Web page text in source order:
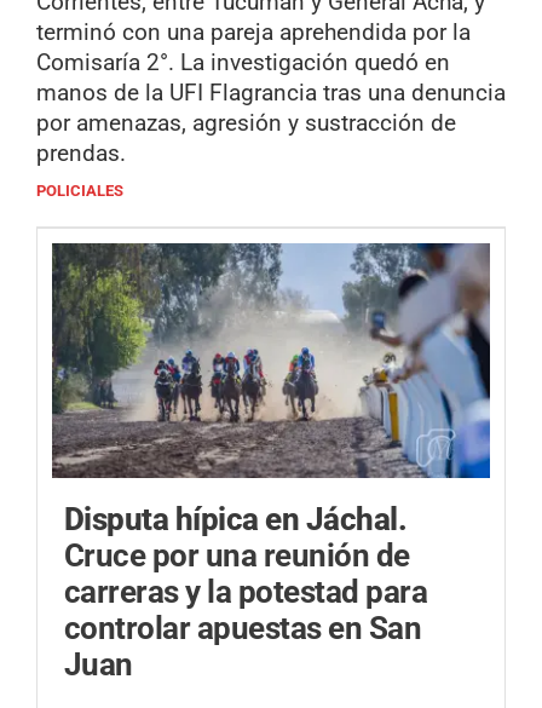
terminó con una pareja aprehendida por la
Comisaría 2°. La investigación quedó en
manos de la UFI Flagrancia tras una denuncia
por amenazas, agresión y sustracción de
prendas.
POLICIALES
Disputa hípica en Jáchal.
Cruce por una reunión de
carreras y la potestad para
controlar apuestas en San
Juan